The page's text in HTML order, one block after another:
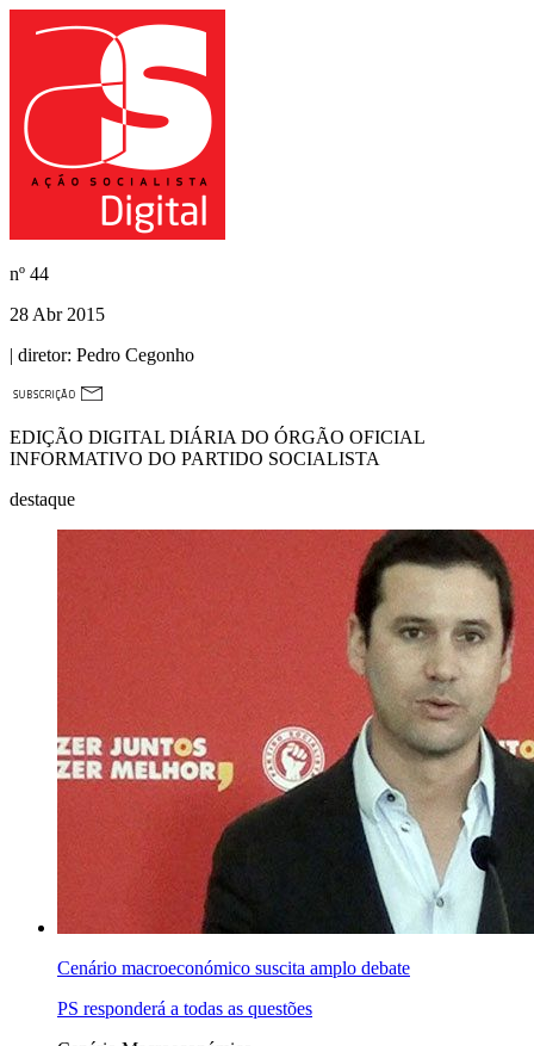
nº 44
28 Abr 2015
| diretor: Pedro Cegonho
EDIÇÃO DIGITAL DIÁRIA DO ÓRGÃO OFICIAL
INFORMATIVO DO PARTIDO SOCIALISTA
destaque
Cenário macroeconómico suscita amplo debate
PS responderá a todas as questões